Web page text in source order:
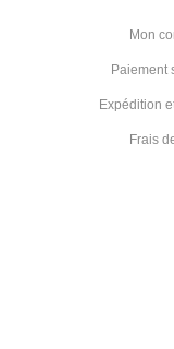
Mon
Paiement
Expédition
Frais